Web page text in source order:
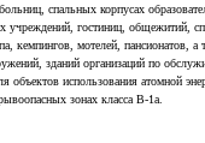
спальных корпусах
учреждений, гостиниц, общежитий,
кемпингов, мотелей, пансионатов, а
зданий организаций по
объектов использования атомной
зонах класса В-1а.